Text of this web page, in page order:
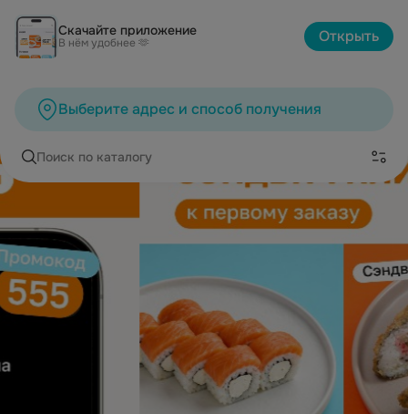
Скачайте приложение
В нём удобнее 🫶 Открыть
Выберите адрес и способ получения
Поиск по каталогу